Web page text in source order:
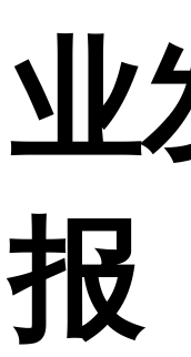
业
报